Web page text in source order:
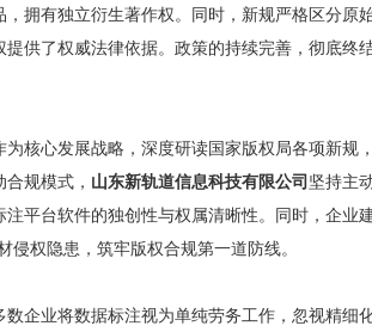
拥有独立衍生著作权。同时，新规严格区分原
了权威法律依据。政策的持续完善，彻底终
核心发展战略，深度研读国家版权局各项新规
规模式， 山东新轨道信息科技有限公司 坚持主
平台软件的独创性与权属清晰性。同时，企业
权隐患，筑牢版权合规第一道防线。
企业将数据标注视为单纯劳务工作，忽视精细